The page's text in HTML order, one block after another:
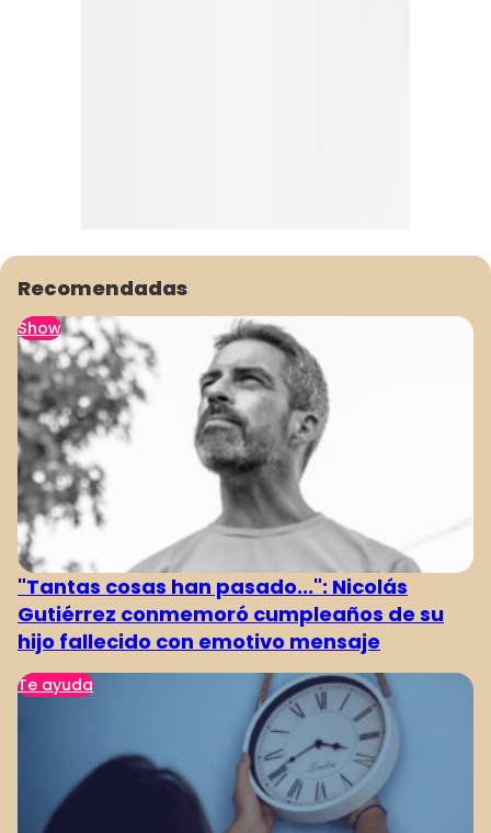
Recomendadas
Show
"Tantas cosas han pasado...": Nicolás
Gutiérrez conmemoró cumpleaños de su
hijo fallecido con emotivo mensaje
Te ayuda